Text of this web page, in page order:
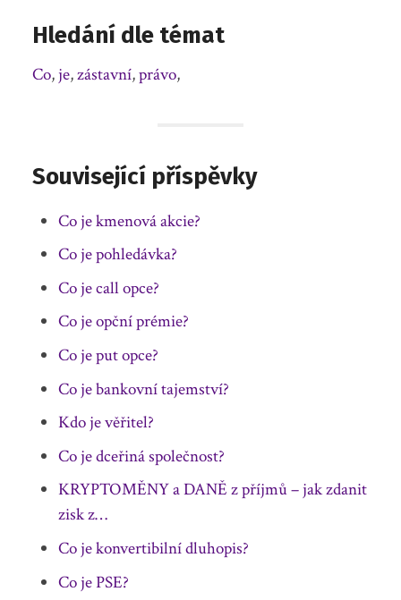
Hledání dle témat
Co,je,zástavní,právo,
Související příspěvky
Co je kmenová akcie?
Co je pohledávka?
Co je call opce?
Co je opční prémie?
Co je put opce?
Co je bankovní tajemství?
Kdo je věřitel?
Co je dceřiná společnost?
KRYPTOMĚNY a DANĚ z příjmů – jak zdanit
zisk z…
Co je konvertibilní dluhopis?
Co je PSE?